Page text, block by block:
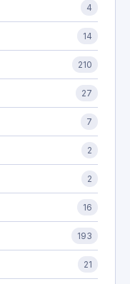
4
14
210
27
7
2
2
16
193
21